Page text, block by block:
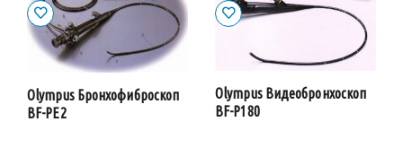
Olympus Бронхофиброскоп
BF-PE2
Olympus Видеобронхоскоп
BF-P180